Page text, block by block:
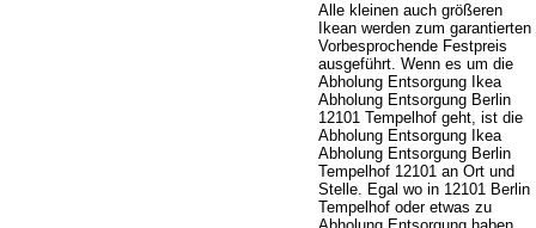
Alle kleinen auch größeren
Ikean werden zum garantierten
Vorbesprochende Festpreis
ausgeführt. Wenn es um die
Abholung Entsorgung Ikea
Abholung Entsorgung Berlin
12101 Tempelhof geht, ist die
Abholung Entsorgung Ikea
Abholung Entsorgung Berlin
Tempelhof 12101 an Ort und
Stelle. Egal wo in 12101 Berlin
Tempelhof oder etwas zu